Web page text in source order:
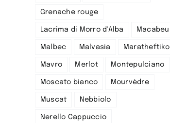
Grenache rouge
Lacrima di Morro d'Alba Macabeu
Malbec Malvasia Maratheftiko
Mavro Merlot Montepulciano
Moscato bianco Mourvèdre
Muscat Nebbiolo
Nerello Cappuccio